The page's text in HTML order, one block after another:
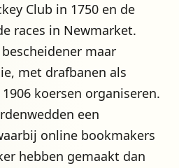
Club in 1750 en de
races in Newmarket.
maar
met drafbanen als
koersen organiseren.
een
online bookmakers
hebben gemaakt dan